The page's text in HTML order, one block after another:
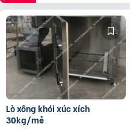
Lò xông khói xúc xích
30kg/mẻ